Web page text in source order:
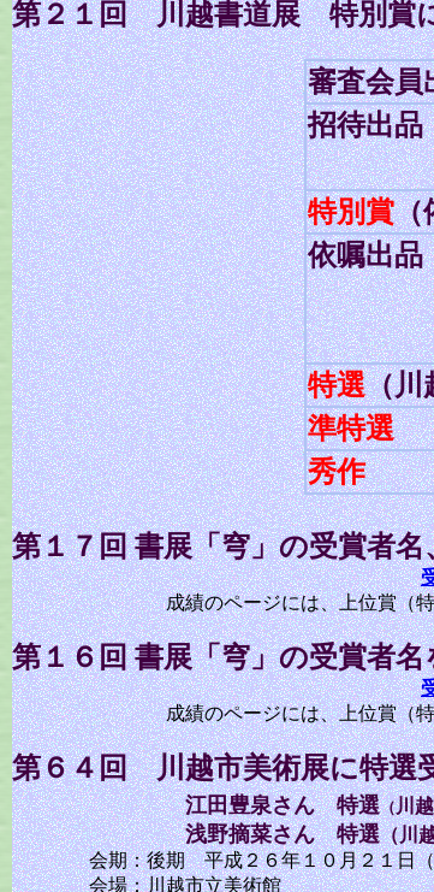
第２１回 川越書道展 特別賞
審査会員
招待出品
特別賞（
依嘱出品
特選（川
準特選
秀作
第１７回 書展「穹」の受賞者
成績のページには、上位賞（特選賞
第１６回 書展「穹」の受賞者
成績のページには、上位賞（特選賞
第６４回 川越市美術展に特
江田豊泉さん 特選（川
浅野摘菜さん 特選（川
会期：後期 平成２６年１０月２１日（
会場：川越市立美術館